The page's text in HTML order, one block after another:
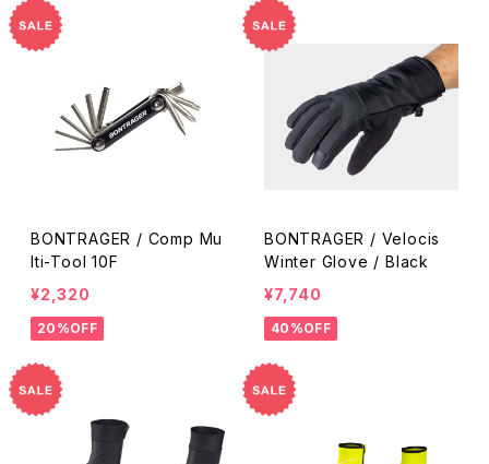
BONTRAGER / Comp Mu
lti-Tool 10F
¥2,320
20%OFF
BONTRAGER / Velocis
Winter Glove / Black
¥7,740
40%OFF